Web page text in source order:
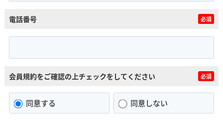
電話番号 必須
会員規約をご確認の上チェックをしてください 必須
同意する 同意しない